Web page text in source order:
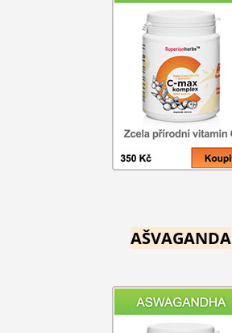
AŠVAGANDA